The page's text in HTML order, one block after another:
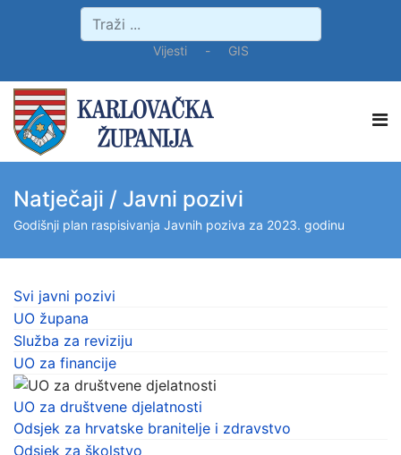
Vijesti- GIS
Natječaji / Javni pozivi
Godišnji plan raspisivanja Javnih poziva za 2023. godinu
Svi javni pozivi
UO župana
Služba za reviziju
UO za financije
UO za društvene djelatnosti
Odsjek za hrvatske branitelje i zdravstvo
Odsjek za školstvo